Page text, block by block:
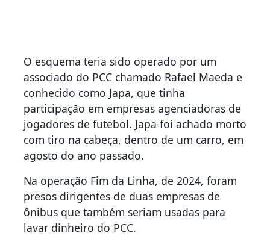
O esquema teria sido operado por um
associado do PCC chamado Rafael Maeda e
conhecido como Japa, que tinha
participação em empresas agenciadoras de
jogadores de futebol. Japa foi achado morto
com tiro na cabeça, dentro de um carro, em
agosto do ano passado.
Na operação Fim da Linha, de 2024, foram
presos dirigentes de duas empresas de
ônibus que também seriam usadas para
lavar dinheiro do PCC.